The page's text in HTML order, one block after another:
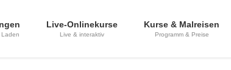
Laden
Live-Onlinekurse
Live & interaktiv
Kurse & Malreisen
Programm & Preise